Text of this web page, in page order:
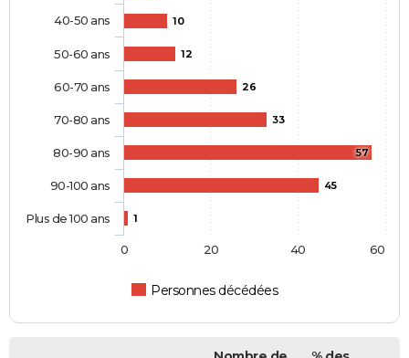
10
12
26
33
57
45
1
Personnes décédées
40-50 ans
50-60 ans
60-70 ans
70-80 ans
80-90 ans
90-100 ans
Plus de 100 ans
0 20 40 60